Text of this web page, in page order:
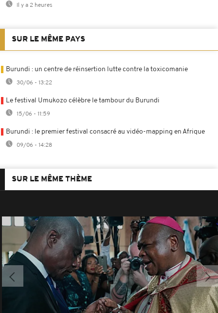
Il y a 2 heures
SUR LE MÊME PAYS
Burundi : un centre de réinsertion lutte contre la toxicomanie
30/06 - 13:22
Le festival Umukozo célèbre le tambour du Burundi
15/06 - 11:59
Burundi : le premier festival consacré au vidéo-mapping en Afrique
09/06 - 14:28
SUR LE MÊME THÈME